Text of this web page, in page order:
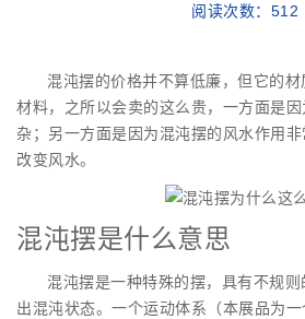
阅读次数： 512
混沌摆的价格并不算低廉，但它的
材料，之所以会卖的这么贵，一方面是
杂；另一方面是因为混沌摆的风水作用非
改变风水。
混沌摆是什么意思
混沌摆是一种特殊的摆，具有不规
出混沌状态。一个运动体系（本展品为